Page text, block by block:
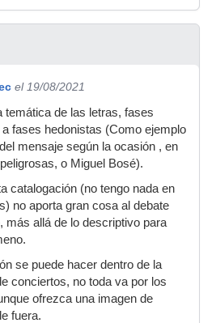
el 19/08/2021
temática de las letras, fases
fases hedonistas (Como ejemplo
mensaje según la ocasión , en
o Miguel Bosé).
catalogación (no tengo nada en
no aporta gran cosa al debate
más allá de lo descriptivo para
se puede hacer dentro de la
conciertos, no toda va por los
ofrezca una imagen de
fuera.